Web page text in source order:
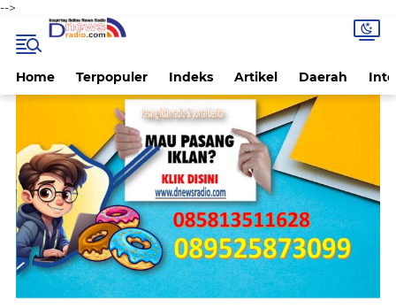
-->
Home Terpopuler Indeks Artikel Daerah